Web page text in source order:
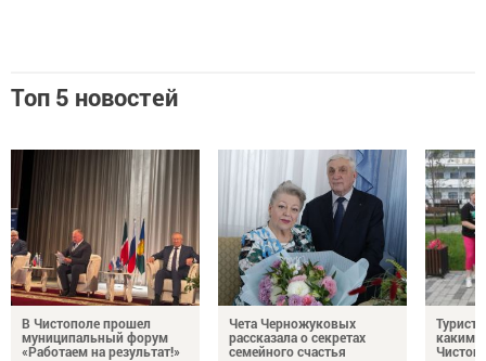
Топ 5 новостей
В Чистополе прошел
муниципальный форум
«Работаем на результат!»
Чета Черножуковых
рассказала о секретах
семейного счастья
каким